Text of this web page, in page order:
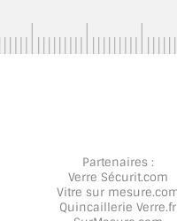
Partenaires :
Verre Sécurit.com
Vitre sur mesure
Quincaillerie Verre.fr